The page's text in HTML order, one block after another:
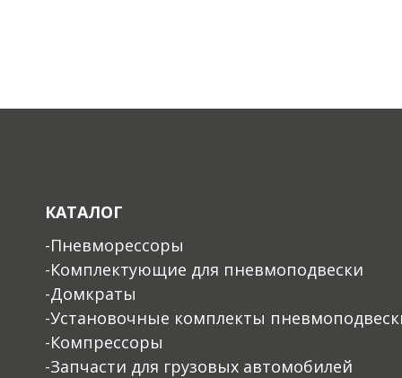
КАТАЛОГ
-Пневморессоры
-Комплектующие для пневмоподвески
-Домкраты
-Установочные комплекты
-Компрессоры
-Запчасти для грузовых автомобилей